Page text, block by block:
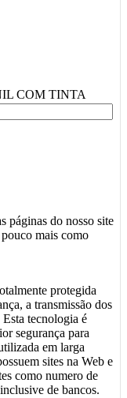
COM TINTA
páginas do nosso site
mais como
protegida
a transmissão dos
tecnologia é
segurança para
em larga
sites na Web e
como numero de
de bancos.